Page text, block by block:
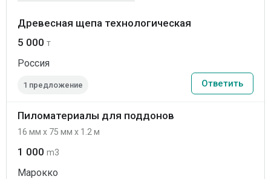
Древесная щепа технологическая
5 000 т
Россия
1 предложение Ответить
Пиломатериалы для поддонов
16 мм x 75 мм x 1.2 м
1 000 m3
Марокко